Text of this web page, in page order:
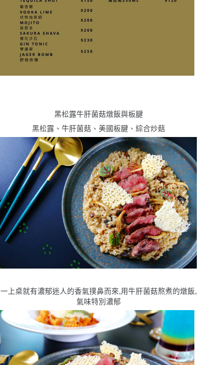
黑松露牛肝菌菇燉飯與板腱
黑松露、牛肝菌菇、美國板腱、綜合炒菇
一上桌就有濃郁迷人的香氣撲鼻而來,用牛肝菌菇熬煮的燉飯,
氣味特別濃郁